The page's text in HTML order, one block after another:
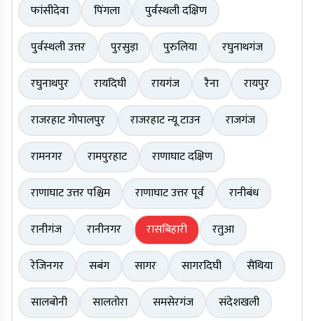
फांसीदेवा
पिंगला
पुर्वस्थली दक्षिण
पुर्वस्थली उत्तर
पुरसुड़ा पुरुलिया
रघुनाथगंज
रघुनाथपुर
रायदिघी रायगंज रैना
रायपुर
राजरहाट गोपालपुर
राजरहाट न्यू टाउन
राजगंज
रामनगर
रामपुरहाट
राणाघाट दक्षिण
राणाघाट उत्तर पश्चिम
राणाघाट उत्तर पूर्व
रानीबंध
रानीगंज
रानीनगर रासबिहारी
रतुआ
रेजिनगर
सबंग सागर सागरदिघी
सैंथिया
सालबोनी
सालतोरा समसेरगंज
संदेशखली